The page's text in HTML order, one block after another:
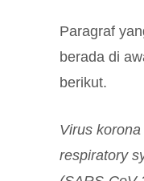
Paragraf
berada di
berikut.
Virus
respiratory